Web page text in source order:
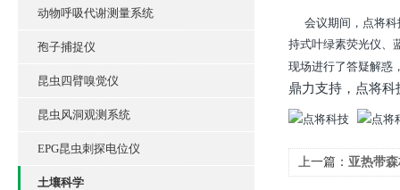
动物呼吸代谢测量系统
孢子捕捉仪
昆虫四臂嗅觉仪
昆虫风洞观测系统
EPG昆虫刺探电位仪
土壤科学
会议期间，点将科
持式叶绿素荧光仪、
现场进行了答疑解惑
鼎力支持，点将
上一篇： 亚热带